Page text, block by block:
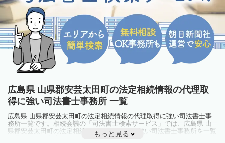
広島県 山県郡安芸太田町の法定相続情報の代理取
得に強い司法書士事務所 一覧
広島県 山県郡安芸太田町の法定相続情報の代理取得に強い司法書士事
務所一覧です。相続会議の「司法書士検索サービス」では、広島県 山
県郡安芸太田町の法定相続情報の代理取得に強い司法書士事務所を一覧
で見ることが出来ます。相続のトラブルやお悩みを抱えている方は一度
もっと見る